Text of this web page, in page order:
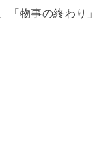
「物事の終わり